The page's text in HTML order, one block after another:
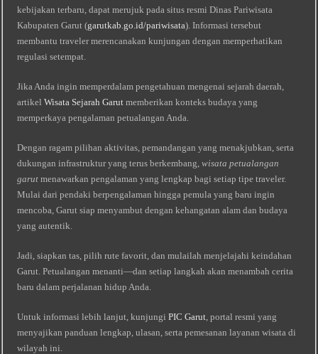
kebijakan terbaru, dapat merujuk pada situs resmi Dinas Pariwisata
Kabupaten Garut (garutkab.go.id/pariwisata). Informasi tersebut
membantu traveler merencanakan kunjungan dengan memperhatikan
regulasi setempat.
Jika Anda ingin memperdalam pengetahuan mengenai sejarah daerah,
artikelWisata Sejarah Garut memberikan konteks budaya yang
memperkaya pengalaman petualangan Anda.
Dengan ragam pilihan aktivitas, pemandangan yang menakjubkan, serta
dukungan infrastruktur yang terus berkembang,wisata petualangan
garut menawarkan pengalaman yang lengkap bagi setiap tipe traveler.
Mulai dari pendaki berpengalaman hingga pemula yang baru ingin
mencoba, Garut siap menyambut dengan kehangatan alam dan budaya
yang autentik.
Jadi, siapkan tas, pilih rute favorit, dan mulailah menjelajahi keindahan
Garut. Petualangan menanti—dan setiap langkah akan menambah cerita
baru dalam perjalanan hidup Anda.
Untuk informasi lebih lanjut, kunjungiPIC Garut , portal resmi yang
menyajikan panduan lengkap, ulasan, serta pemesanan layanan wisata di
wilayah ini.